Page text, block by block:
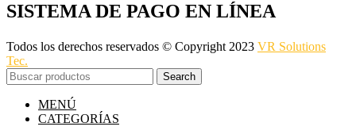
SISTEMA DE PAGO EN LÍNEA
Todos los derechos reservados © Copyright 2023 VR Solutions
Tec.
Search
MENÚ
CATEGORÍAS